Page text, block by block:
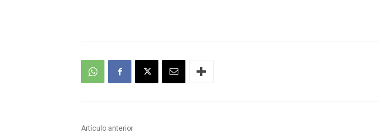
Artículo anterior